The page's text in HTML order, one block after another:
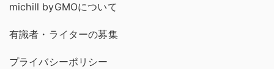
michill byGMOについて
有識者・ライターの募集
プライバシーポリシー